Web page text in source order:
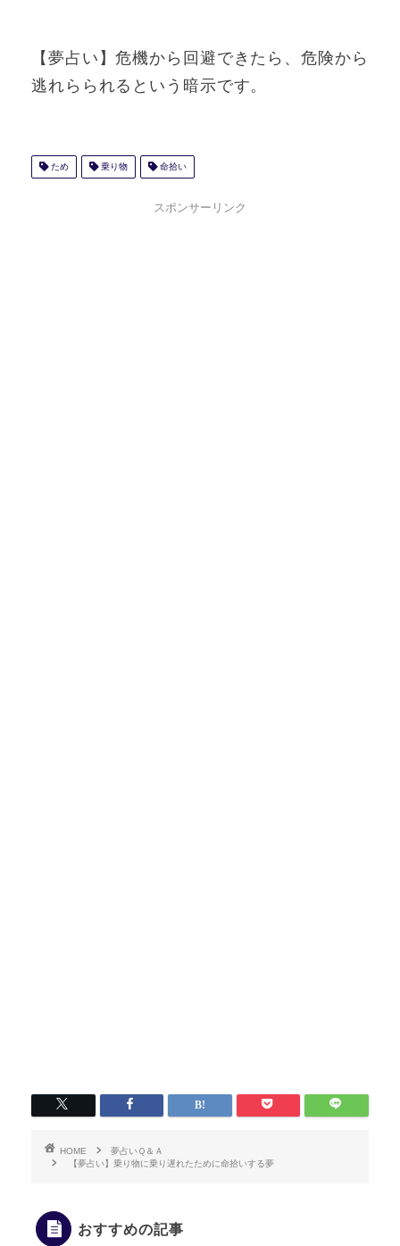
【夢占い】危機から回避できたら、危険から
逃れらられるという暗示です。
ため 乗り物 命拾い
スポンサーリンク
HOME
夢占いＱ＆Ａ
【夢占い】乗り物に乗り遅れたために命拾いする夢
おすすめの記事